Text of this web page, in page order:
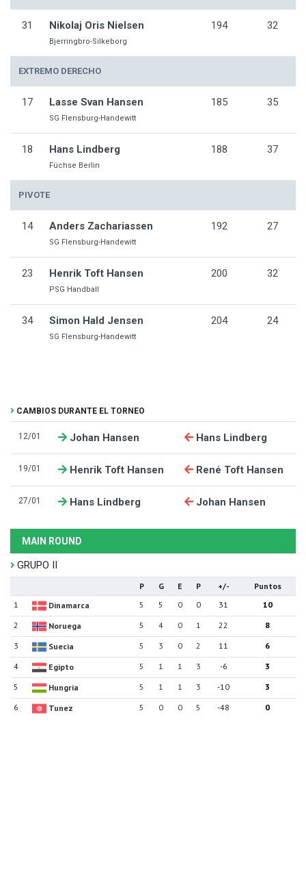
31 Nikolaj Oris Nielsen
Bjerringbro-Silkeborg
194 32
EXTREMO DERECHO
17 Lasse Svan Hansen
SG Flensburg-Handewitt
185 35
18 Hans Lindberg
Füchse Berlin
188 37
PIVOTE
14 Anders Zachariassen
SG Flensburg-Handewitt
192 27
23 Henrik Toft Hansen
PSG Handball
200 32
34 Simon Hald Jensen
SG Flensburg-Handewitt
204 24
CAMBIOS DURANTE EL TORNEO
12/01 Johan Hansen Hans Lindberg
19/01 Henrik Toft Hansen René Toft Hansen
27/01 Hans Lindberg Johan Hansen
MAIN ROUND
GRUPO II
P G E P +/-
Puntos
1
Dinamarca 5 5 0 0 31
10
2
Noruega 5 4 0 1 22
8
3
Suecia 5 3 0 2 11
6
4
Egipto 5 1 1 3 -6
3
5
Hungria 5 1 1 3 -10
3
6
Tunez 5 0 0 5 -48 0